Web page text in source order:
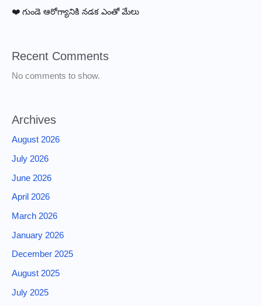
❤️ గుండె ఆరోగ్యానికి నడక ఎంతో మేలు
Recent Comments
No comments to show.
Archives
August 2026
July 2026
June 2026
April 2026
March 2026
January 2026
December 2025
August 2025
July 2025